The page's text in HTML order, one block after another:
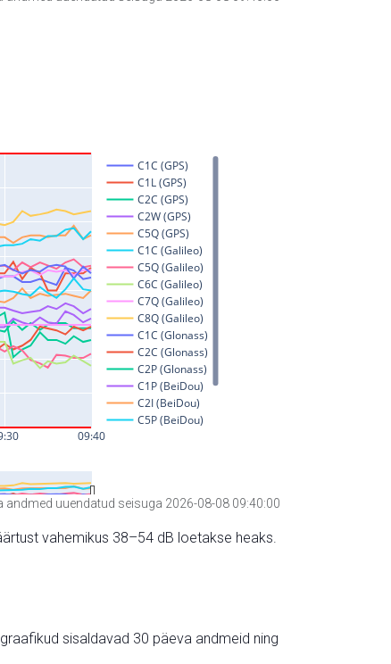
andmed uuendatud seisuga 2026-08-08 09:40:00
vahemikus 38–54 dB loetakse heaks.
sisaldavad 30 päeva andmeid ning